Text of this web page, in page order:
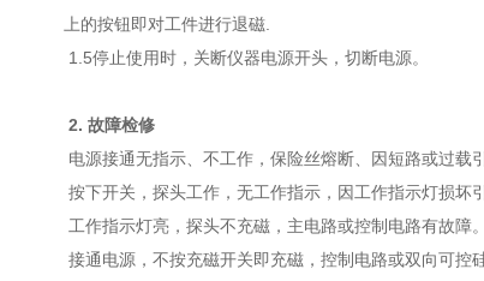
上的按钮即对工件进行退磁.
1.5停止使用时，关断仪器电源开头，切断电源。
2. 故障检修
电源接通无指示、不工作，保险丝熔断、因短路或过载
按下开关，探头工作，无工作指示，因工作指示灯损坏
工作指示灯亮，探头不充磁，主电路或控制电路有故障
接通电源，不按充磁开关即充磁，控制电路或双向可控